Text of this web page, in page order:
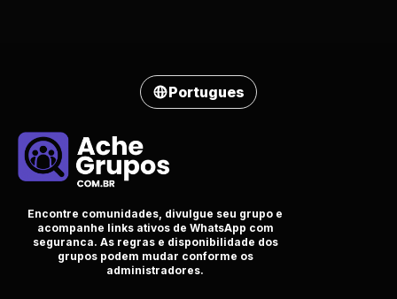
Portugues
Encontre comunidades, divulgue seu grupo e
acompanhe links ativos de WhatsApp com
seguranca. As regras e disponibilidade dos
grupos podem mudar conforme os
administradores.